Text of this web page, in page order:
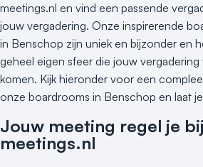
meetings.nl en vind een passende
jouw vergadering. Onze inspirerende
in Benschop zijn uniek en bijzonder en
geheel eigen sfeer die jouw
komen. Kijk hieronder voor een
onze boardrooms in Benschop en laat
Jouw meeting regel je bij
meetings.nl